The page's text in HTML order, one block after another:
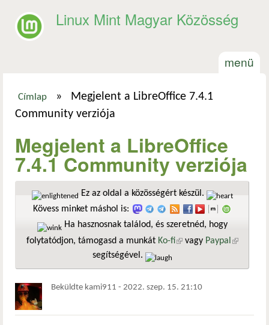
Linux Mint Magyar Közösség
menü
Jelenlegi hely
Címlap »
Megjelent a LibreOffice 7.4.1
Community verziója
Megjelent a LibreOffice
7.4.1 Community verziója
Ez az oldal a közösségért készül.
Kövess minket máshol is:
Ha hasznosnak találod, és szeretnéd, hogy
folytatódjon, támogasd a munkát Ko-fi(külső hivatkozás)
vagy Paypal
segítségével.
Beküldte kami911 - 2022. szep. 15. 21:10